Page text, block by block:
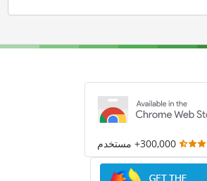
300,000+ مستخدم